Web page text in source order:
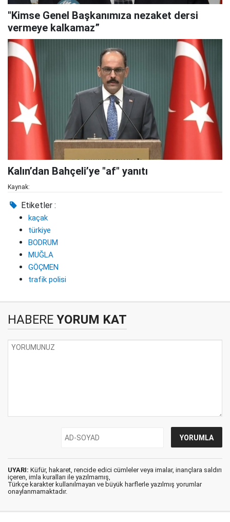
"Kimse Genel Başkanımıza nezaket dersi
vermeye kalkamaz”
Kalın’dan Bahçeli’ye "af" yanıtı
Kaynak:
Etiketler :
kaçak
türkiye
BODRUM
MUĞLA
GÖÇMEN
trafik polisi
HABERE YORUM KAT
UYARI: Küfür, hakaret, rencide edici cümleler veya imalar, inançlara saldırı
içeren, imla kuralları ile yazılmamış,
Türkçe karakter kullanılmayan ve büyük harflerle yazılmış yorumlar
onaylanmamaktadır.